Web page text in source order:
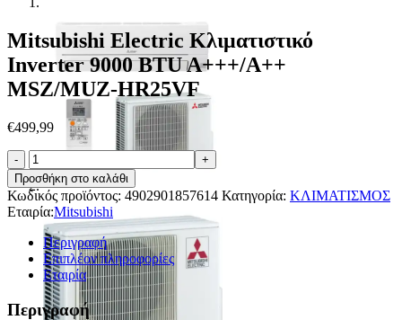
Mitsubishi Electric Κλιματιστικό
Inverter 9000 BTU A+++/A++
MSZ/MUZ-HR25VF
€499,99
Mitsubishi
Electric
Κλιματιστικό
Inverter
9000
BTU
A+++/A++
MSZ/MUZ-
HR25VF
ποσότητα
Προσθήκη στο καλάθι
Κωδικός προϊόντος: 4902901857614 Κατηγορία: ΚΛΙΜΑΤΙΣΜΟΣ
Εταιρία:Mitsubishi
Περιγραφή
Επιπλέον πληροφορίες
Εταιρία
Περιγραφή